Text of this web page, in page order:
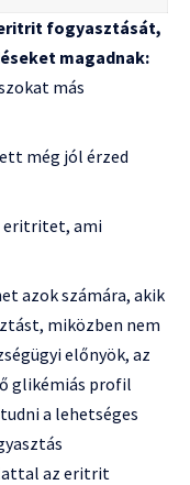
fogyasztását,
magadnak:
más
még jól érzed
eritritet, ami
azok számára, akik
miközben nem
előnyök, az
glikémiás profil
a lehetséges
az eritrit